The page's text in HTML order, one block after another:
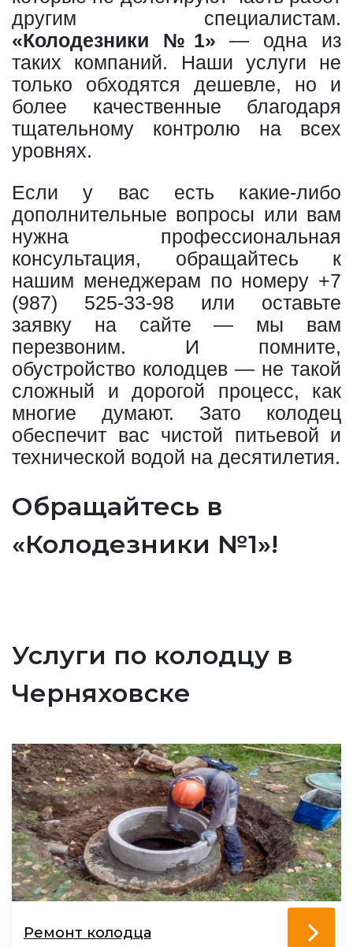
другим специалистам.
«Колодезники №1» — одна из
таких компаний. Наши услуги не
только обходятся дешевле, но и
более качественные благодаря
тщательному контролю на всех
уровнях.
Если у вас есть какие-либо
дополнительные вопросы или вам
нужна профессиональная
консультация, обращайтесь к
нашим менеджерам по номеру +7
(987) 525-33-98 или оставьте
заявку на сайте — мы вам
перезвоним. И помните,
обустройство колодцев — не такой
сложный и дорогой процесс, как
многие думают. Зато колодец
обеспечит вас чистой питьевой и
технической водой на десятилетия.
Обращайтесь в
«Колодезники №1»!
Услуги по колодцу в
Черняховске
Ремонт колодца